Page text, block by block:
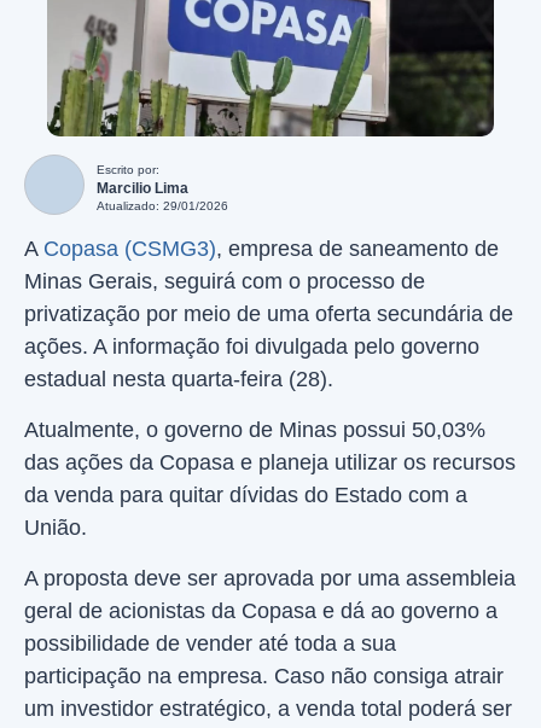
Escrito por:
Marcilio Lima
Atualizado: 29/01/2026
A Copasa (CSMG3), empresa de saneamento de
Minas Gerais, seguirá com o processo de
privatização por meio de uma oferta secundária de
ações. A informação foi divulgada pelo governo
estadual nesta quarta-feira (28).
Atualmente, o governo de Minas possui 50,03%
das ações da Copasa e planeja utilizar os recursos
da venda para quitar dívidas do Estado com a
União.
A proposta deve ser aprovada por uma assembleia
geral de acionistas da Copasa e dá ao governo a
possibilidade de vender até toda a sua
participação na empresa. Caso não consiga atrair
um investidor estratégico, a venda total poderá ser